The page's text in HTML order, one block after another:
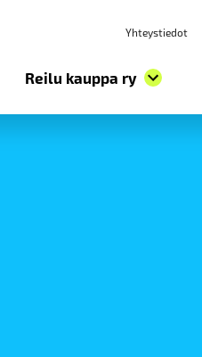
Yhteystiedot
Reilu kauppa ry